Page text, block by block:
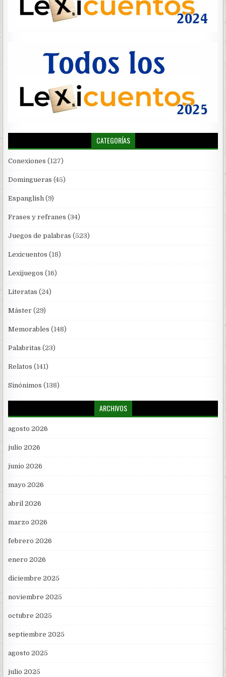
CATEGORÍAS
Conexiones (127)
Domingueras (45)
Espanglish (9)
Frases y refranes (34)
Juegos de palabras (523)
Lexicuentos (18)
Lexijuegos (16)
Literatas (24)
Máster (29)
Memorables (148)
Palabritas (23)
Relatos (141)
Sinónimos (138)
ARCHIVOS
agosto 2026
julio 2026
junio 2026
mayo 2026
abril 2026
marzo 2026
febrero 2026
enero 2026
diciembre 2025
noviembre 2025
octubre 2025
septiembre 2025
agosto 2025
julio 2025